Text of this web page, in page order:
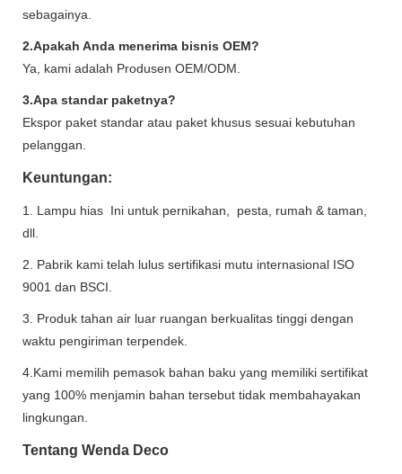
sebagainya.
2.Apakah Anda menerima bisnis OEM?
Ya, kami adalah Produsen OEM/ODM.
3.Apa standar paketnya?
Ekspor paket standar atau paket khusus sesuai kebutuhan
pelanggan.
Keuntungan:
1. Lampu hias Ini untuk pernikahan, pesta, rumah & taman,
dll.
2. Pabrik kami telah lulus sertifikasi mutu internasional ISO
9001 dan BSCI.
3. Produk tahan air luar ruangan berkualitas tinggi dengan
waktu pengiriman terpendek.
4.Kami memilih pemasok bahan baku yang memiliki sertifikat
yang 100% menjamin bahan tersebut tidak membahayakan
lingkungan.
Tentang Wenda Deco